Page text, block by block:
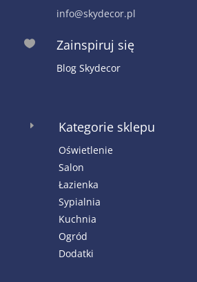
info@skydecor.pl
 Zainspiruj się
Blog Skydecor
E Kategorie sklepu
Oświetlenie
Salon
Łazienka
Sypialnia
Kuchnia
Ogród
Dodatki